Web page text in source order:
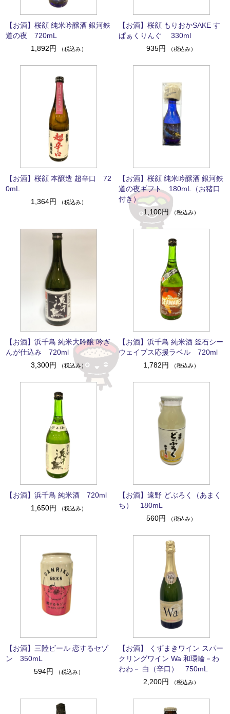
【お酒】桜顔 純米吟醸酒 銀河鉄
道の夜 720mL
1,892円
（税込み）
【お酒】桜顔 もりおかSAKE す
ぱぁくりんぐ 330ml
935円
（税込み）
【お酒】桜顔 本醸造 超辛口 72
0mL
1,364円
（税込み）
【お酒】桜顔 純米吟醸酒 銀河鉄
道の夜ギフト 180mL（お猪口
付き）
1,100円 （税込み）
【お酒】浜千鳥 純米大吟醸 吟ぎ
んが仕込み 720ml
3,300円
（税込み）
【お酒】浜千鳥 純米酒 釜石シー
ウェイブス応援ラベル 720ml
1,782円
（税込み）
【お酒】浜千鳥 純米酒 720ml
1,650円
（税込み）
【お酒】遠野 どぶろく（あまく
ち） 180mL
560円
（税込み）
【お酒】三陸ビール 恋するセゾ
ン 350mL
594円
（税込み）
【お酒】 くずまきワイン スパー
クリングワイン Wa 和環輪－わ
わわ－ 白（辛口） 750mL
2,200円
（税込み）